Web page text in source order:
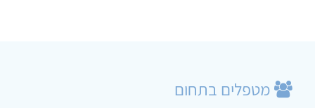
מטפלים בתחום